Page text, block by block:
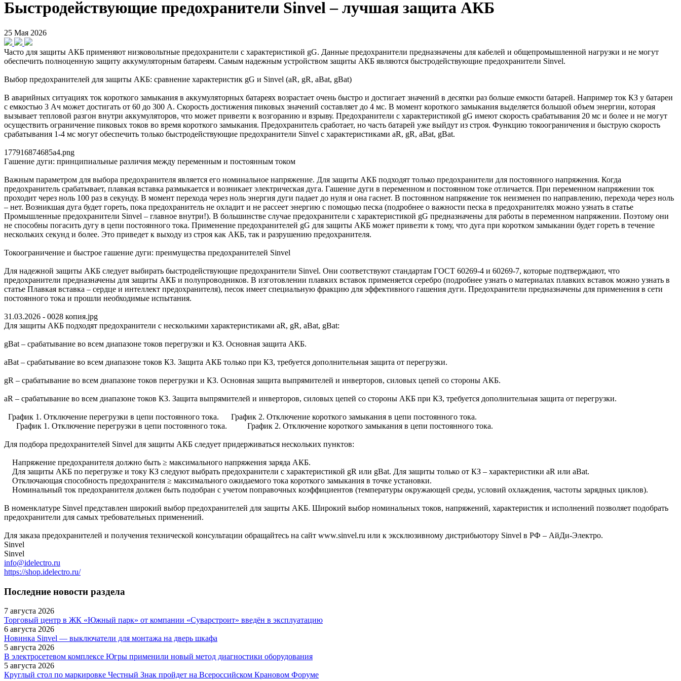
Быстродействующие предохранители Sinvel – лучшая защита АКБ
25 Мая 2026
Часто для защиты АКБ применяют низковольтные предохранители с характеристикой gG. Данные предохранители предназначены для кабелей и общепромышленной нагрузки и не могут
обеспечить полноценную защиту аккумуляторным батареям. Самым надежным устройством защиты АКБ являются быстродействующие предохранители Sinvel.
Выбор предохранителей для защиты АКБ: сравнение характеристик gG и Sinvel (aR, gR, aBat, gBat)
В аварийных ситуациях ток короткого замыкания в аккумуляторных батареях возрастает очень быстро и достигает значений в десятки раз больше емкости батарей. Например ток КЗ у батареи
с емкостью 3 Ач может достигать от 60 до 300 А. Скорость достижения пиковых значений составляет до 4 мс. В момент короткого замыкания выделяется большой объем энергии, которая
вызывает тепловой разгон внутри аккумуляторов, что может привезти к возгоранию и взрыву. Предохранители с характеристикой gG имеют скорость срабатывания 20 мс и более и не могут
осуществить ограничение пиковых токов во время короткого замыкания. Предохранитель сработает, но часть батарей уже выйдут из строя. Функцию токоограничения и быструю скорость
срабатывания 1-4 мс могут обеспечить только быстродействующие предохранители Sinvel с характеристиками aR, gR, aBat, gBat.
177916874685a4.png
Гашение дуги: принципиальные различия между переменным и постоянным током
Важным параметром для выбора предохранителя является его номинальное напряжение. Для защиты АКБ подходят только предохранители для постоянного напряжения. Когда
предохранитель срабатывает, плавкая вставка размыкается и возникает электрическая дуга. Гашение дуги в переменном и постоянном токе отличается. При переменном напряжении ток
проходит через ноль 100 раз в секунду. В момент перехода через ноль энергия дуги падает до нуля и она гаснет. В постоянном напряжение ток неизменен по направлению, перехода через ноль
– нет. Возникшая дуга будет гореть, пока предохранитель не охладит и не рассеет энергию с помощью песка (подробнее о важности песка в предохранителях можно узнать в статье
Промышленные предохранители Sinvel – главное внутри!). В большинстве случае предохранители с характеристикой gG предназначены для работы в переменном напряжении. Поэтому они
не способны погасить дугу в цепи постоянного тока. Применение предохранителей gG для защиты АКБ может привезти к тому, что дуга при коротком замыкании будет гореть в течение
нескольких секунд и более. Это приведет к выходу из строя как АКБ, так и разрушению предохранителя.
Токоограничение и быстрое гашение дуги: преимущества предохранителей Sinvel
Для надежной защиты АКБ следует выбирать быстродействующие предохранители Sinvel. Они соответствуют стандартам ГОСТ 60269-4 и 60269-7, которые подтверждают, что
предохранители предназначены для защиты АКБ и полупроводников. В изготовлении плавких вставок применяется серебро (подробнее узнать о материалах плавких вставок можно узнать в
статье Плавкая вставка – сердце и интеллект предохранителя), песок имеет специальную фракцию для эффективного гашения дуги. Предохранители предназначены для применения в сети
постоянного тока и прошли необходимые испытания.
31.03.2026 - 0028 копия.jpg
Для защиты АКБ подходят предохранители с несколькими характеристиками aR, gR, aBat, gBat:
gBat – срабатывание во всем диапазоне токов перегрузки и КЗ. Основная защита АКБ.
aBat – срабатывание во всем диапазоне токов КЗ. Защита АКБ только при КЗ, требуется дополнительная защита от перегрузки.
gR – срабатывание во всем диапазоне токов перегрузки и КЗ. Основная защита выпрямителей и инверторов, силовых цепей со стороны АКБ.
aR – срабатывание во всем диапазоне токов КЗ. Защита выпрямителей и инверторов, силовых цепей со стороны АКБ при КЗ, требуется дополнительная защита от перегрузки.
График 1. Отключение перегрузки в цепи постоянного тока. График 2. Отключение короткого замыкания в цепи постоянного тока.
График 1. Отключение перегрузки в цепи постоянного тока. График 2. Отключение короткого замыкания в цепи постоянного тока.
Для подбора предохранителей Sinvel для защиты АКБ следует придерживаться нескольких пунктов:
Напряжение предохранителя должно быть ≥ максимального напряжения заряда АКБ.
Для защиты АКБ по перегрузке и току КЗ следуют выбрать предохранители с характеристикой gR или gBat. Для защиты только от КЗ – характеристики aR или aBat.
Отключающая способность предохранителя ≥ максимального ожидаемого тока короткого замыкания в точке установки.
Номинальный ток предохранителя должен быть подобран с учетом поправочных коэффициентов (температуры окружающей среды, условий охлаждения, частоты зарядных циклов).
В номенклатуре Sinvel представлен широкий выбор предохранителей для защиты АКБ. Широкий выбор номинальных токов, напряжений, характеристик и исполнений позволяет подобрать
предохранители для самых требовательных применений.
Для заказа предохранителей и получения технической консультации обращайтесь на сайт www.sinvel.ru или к эксклюзивному дистрибьютору Sinvel в РФ – АйДи-Электро.
Sinvel
Sinvel
info@idelectro.ru
https://shop.idelectro.ru/
Последние новости раздела
7 августа 2026
Торговый центр в ЖК «Южный парк» от компании «Суварстроит» введён в эксплуатацию
6 августа 2026
Новинка Sinvel — выключатели для монтажа на дверь шкафа
5 августа 2026
В электросетевом комплексе Югры применили новый метод диагностики оборудования
5 августа 2026
Круглый стол по маркировке Честный Знак пройдет на Всероссийском Крановом Форуме